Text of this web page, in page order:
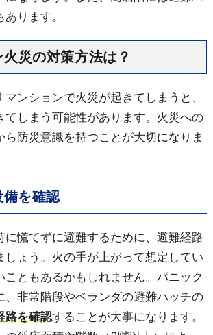
ります。
災の対策方法は？
ンションで火災が起きてしまうと、
てしまう可能性があります。火災への
ら防災意識を持つことが大切になりま
備を確認
に慌てずに避難するために、避難経路
しょう。火の手が上がって想定してい
こともあるかもしれません。パニック
、非常階段やベランダの避難ハッチの
路を確認することが大事になります。